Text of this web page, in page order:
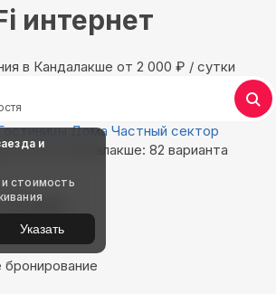
интернет
в Кандалакше oт 2 000 ₽ / сутки
Дома Частный сектор
в Кандалакше: 82 варианта
и
стоимость
Указать